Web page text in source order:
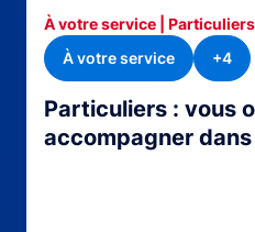
Particuliers : vous
accompagner
À votre service | Particuliers
À votre service
+4